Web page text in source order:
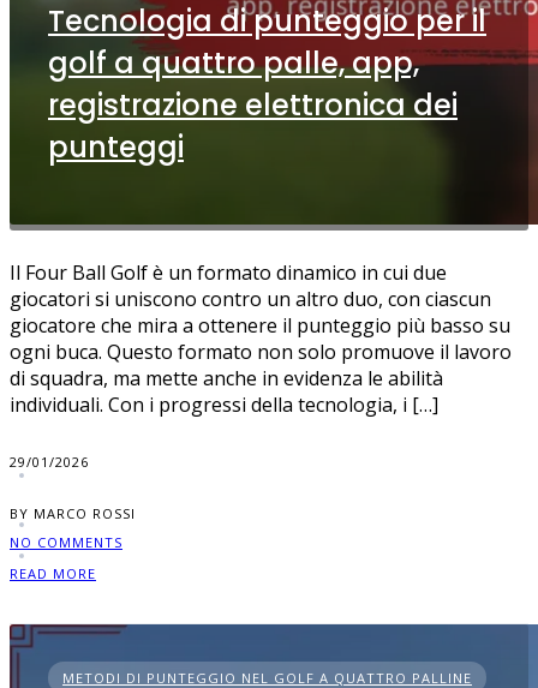
Tecnologia di punteggio per il
golf a quattro palle, app,
registrazione elettronica dei
punteggi
Il Four Ball Golf è un formato dinamico in cui due
giocatori si uniscono contro un altro duo, con ciascun
giocatore che mira a ottenere il punteggio più basso su
ogni buca. Questo formato non solo promuove il lavoro
di squadra, ma mette anche in evidenza le abilità
individuali. Con i progressi della tecnologia, i […]
29/01/2026
BY MARCO ROSSI
NO COMMENTS
READ MORE
METODI DI PUNTEGGIO NEL GOLF A QUATTRO PALLINE